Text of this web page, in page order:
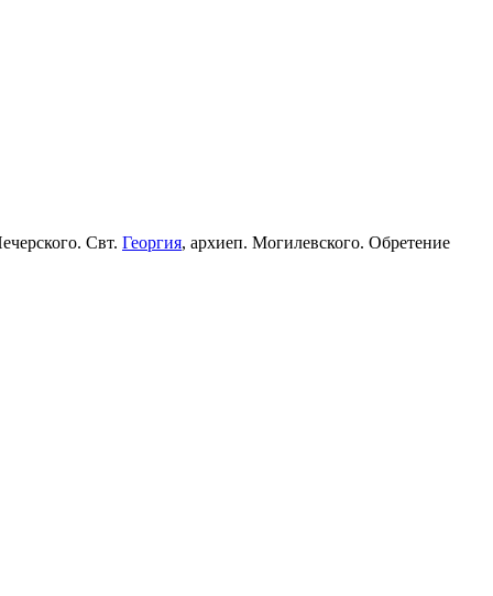
Свт. Георгия, архиеп. Могилевского. Обретение